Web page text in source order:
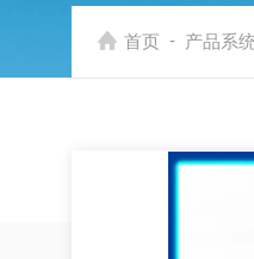
首页 - 产品系统